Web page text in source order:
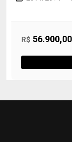
R$ 56.900,00